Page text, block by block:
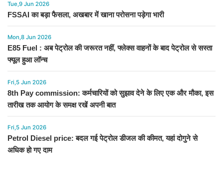
Tue,9 Jun 2026
FSSAI का बड़ा फैसला, अखबार में खाना परोसना पड़ेगा भारी
Mon,8 Jun 2026
E85 Fuel : अब पेट्रोल की जरूरत नहीं, फ्लेक्स वाहनों के बाद पेट्रोल से सस्ता
फ्यूल हुआ लॉन्च
Fri,5 Jun 2026
8th Pay commission: कर्मचारियों को सुझाव देने के लिए एक और मौका, इस
तारीख तक आयोग के समक्ष रखें अपनी बात
Fri,5 Jun 2026
Petrol Diesel price: बदल गई पेट्रोल डीजल की कीमत, यहां दोगुने से
अधिक हो गए दाम